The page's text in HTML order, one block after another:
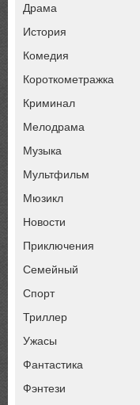
Драма
История
Комедия
Короткометражка
Криминал
Мелодрама
Музыка
Мультфильм
Мюзикл
Новости
Приключения
Семейный
Спорт
Триллер
Ужасы
Фантастика
Фэнтези